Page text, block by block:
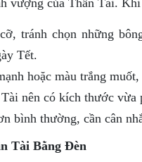
vượng của Thần Tài.
tránh chọn những
Tết.
hoặc màu trắng
nên có kích thước
bình thường, cần cân
Tài Bằng Đèn